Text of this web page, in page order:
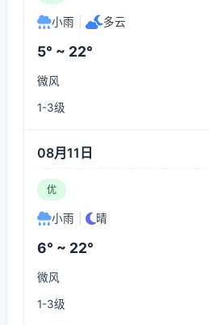
小雨 多云
5° ~ 22°
微风
1-3级
08月11日
优
小雨 晴
6° ~ 22°
微风
1-3级